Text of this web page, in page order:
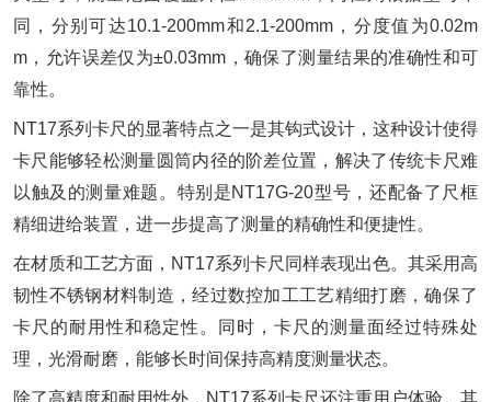
同，分别可达10.1-200mm和2.1-200mm，分度值为0.02m
m，允许误差仅为±0.03mm，确保了测量结果的准确性和可
靠性。
NT17系列卡尺的显著特点之一是其钩式设计，这种设计使得
卡尺能够轻松测量圆筒内径的阶差位置，解决了传统卡尺难
以触及的测量难题。特别是NT17G-20型号，还配备了尺框
精细进给装置，进一步提高了测量的精确性和便捷性。
在材质和工艺方面，NT17系列卡尺同样表现出色。其采用高
韧性不锈钢材料制造，经过数控加工工艺精细打磨，确保了
卡尺的耐用性和稳定性。同时，卡尺的测量面经过特殊处
理，光滑耐磨，能够长时间保持高精度测量状态。
除了高精度和耐用性外，NT17系列卡尺还注重用户体验。其